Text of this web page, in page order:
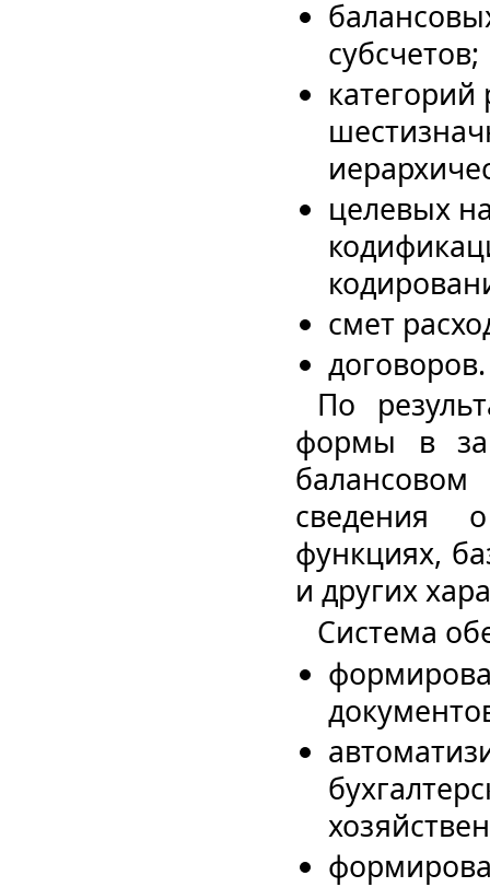
субсчетов;
категорий
целевых
смет
договоров.
По
формы в
сведения
функциях,
и других
Система